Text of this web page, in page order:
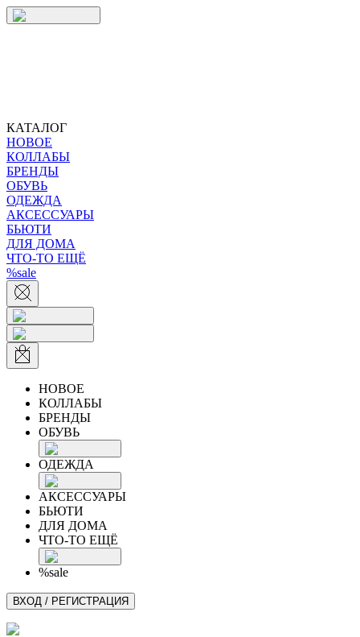
КАТАЛОГ
НОВОЕ
КОЛЛАБЫ
БРЕНДЫ
ОБУВЬ
ОДЕЖДА
АКСЕССУАРЫ
БЬЮТИ
ДЛЯ ДОМА
ЧТО-ТО ЕЩЁ
%sale
НОВОЕ
КОЛЛАБЫ
БРЕНДЫ
ОБУВЬ
ОДЕЖДА
АКСЕССУАРЫ
БЬЮТИ
ДЛЯ ДОМА
ЧТО-ТО ЕЩЁ
%sale
ВХОД / РЕГИСТРАЦИЯ